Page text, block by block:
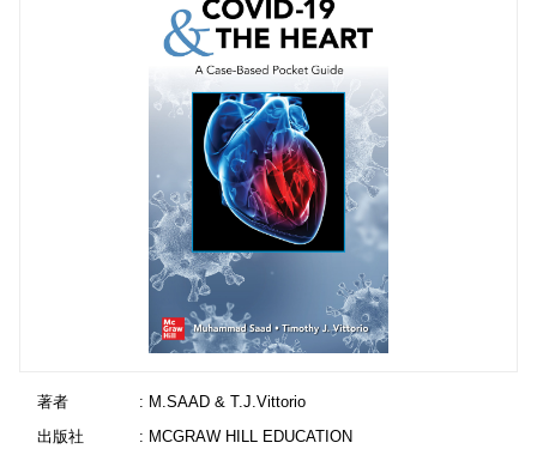
著者
: M.SAAD & T.J.Vittorio
出版社
: MCGRAW HILL EDUCATION